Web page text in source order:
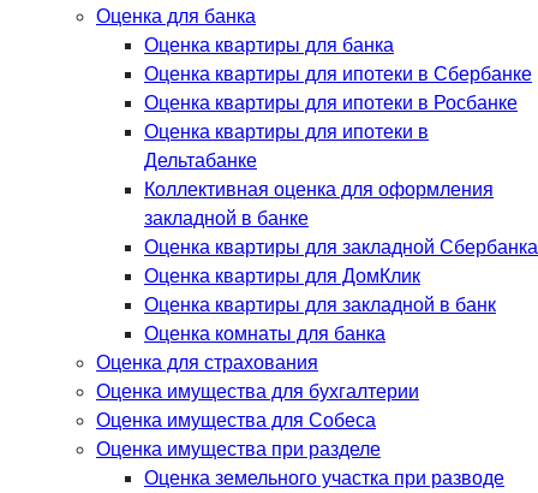
Оценка для банка
Оценка квартиры для банка
Оценка квартиры для ипотеки в Сбербанке
Оценка квартиры для ипотеки в Росбанке
Оценка квартиры для ипотеки в
Дельтабанке
Коллективная оценка для оформления
закладной в банке
Оценка квартиры для закладной Сбербанка
Оценка квартиры для ДомКлик
Оценка квартиры для закладной в банк
Оценка комнаты для банка
Оценка для страхования
Оценка имущества для бухгалтерии
Оценка имущества для Собеса
Оценка имущества при разделе
Оценка земельного участка при разводе